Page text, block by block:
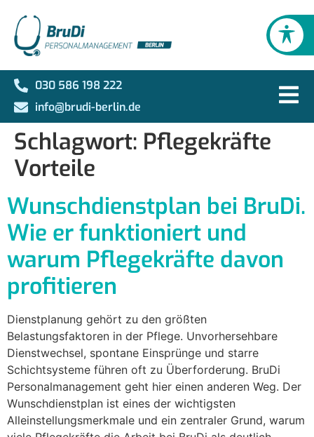
030 586 198 222
info@brudi-berlin.de
Schlagwort: Pflegekräfte
Vorteile
Wunschdienstplan bei BruDi.
Wie er funktioniert und
warum Pflegekräfte davon
profitieren
Dienstplanung gehört zu den größten
Belastungsfaktoren in der Pflege. Unvorhersehbare
Dienstwechsel, spontane Einsprünge und starre
Schichtsysteme führen oft zu Überforderung. BruDi
Personalmanagement geht hier einen anderen Weg. Der
Wunschdienstplan ist eines der wichtigsten
Alleinstellungsmerkmale und ein zentraler Grund, warum